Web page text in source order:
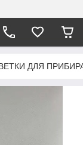
ДЛЯ